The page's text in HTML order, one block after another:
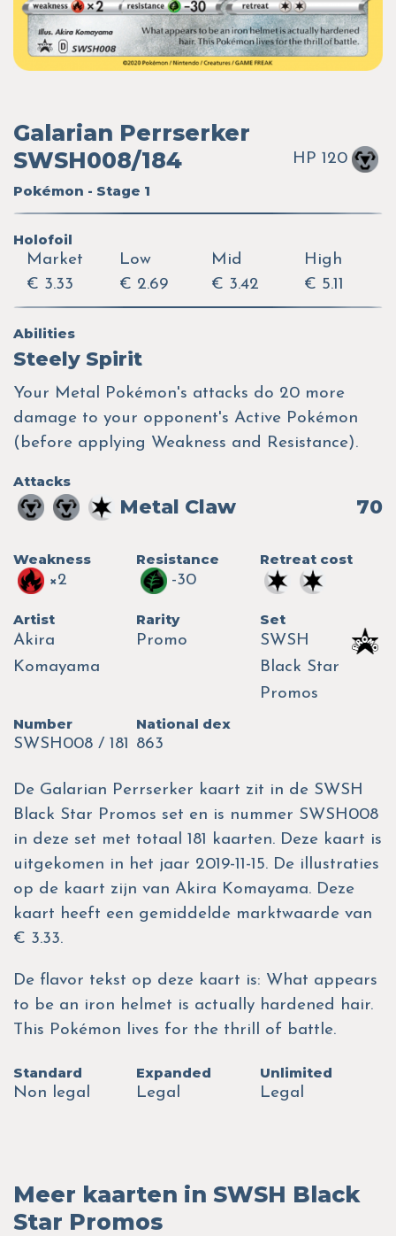
Galarian Perrserker
SWSH008/184
Pokémon - Stage 1
HP 120
Holofoil
Market
€ 3.33
Low
€ 2.69
Mid
€ 3.42
High
€ 5.11
Abilities
Steely Spirit
Your Metal Pokémon's attacks do 20 more
damage to your opponent's Active Pokémon
(before applying Weakness and Resistance).
Attacks
Metal Claw 70
Weakness
×2
Resistance
-30
Retreat cost
Artist
Akira
Komayama
Rarity
Promo
Set
SWSH
Black Star
Promos
Number
SWSH008 / 181
National dex
863
De Galarian Perrserker kaart zit in de SWSH
Black Star Promos set en is nummer SWSH008
in deze set met totaal 181 kaarten. Deze kaart is
uitgekomen in het jaar 2019-11-15. De illustraties
op de kaart zijn van Akira Komayama. Deze
kaart heeft een gemiddelde marktwaarde van
€ 3.33.
De flavor tekst op deze kaart is: What appears
to be an iron helmet is actually hardened hair.
This Pokémon lives for the thrill of battle.
Standard
Non legal
Expanded
Legal
Unlimited
Legal
Meer kaarten in SWSH Black
Star Promos